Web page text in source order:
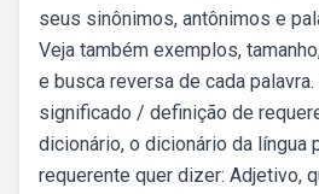
seus sinônimos, antônimos e
Veja também exemplos,
e busca reversa de cada palavra.
significado / definição de
dicionário, o dicionário da língua
requerente quer dizer: Adjetivo,